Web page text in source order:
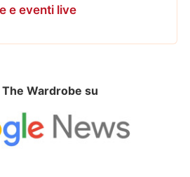
e eventi live
The Wardrobe su